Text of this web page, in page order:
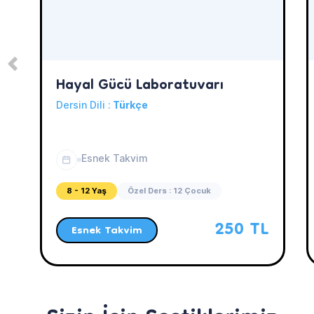
Hayal Gücü Laboratuvarı
Dersin Dili : Türkçe
Esnek Takvim
8 - 12 Yaş Özel Ders : 12 Çocuk
Esnek Takvim 250 TL